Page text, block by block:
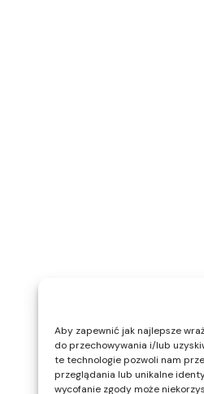
Aby zapewnić jak najlepsze
do przechowywania i/lub
te technologie pozwoli nam
przeglądania lub unikalne
wycofanie zgody może